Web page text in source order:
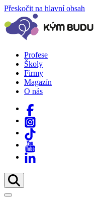
Přeskočit na hlavní obsah
Profese
Školy
Firmy
Magazín
O nás